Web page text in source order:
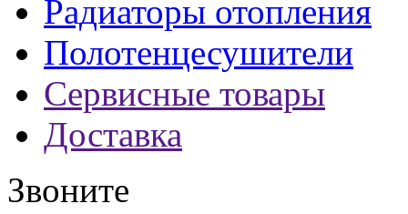
Радиаторы отопления
Полотенцесушители
Сервисные товары
Доставка
Звоните